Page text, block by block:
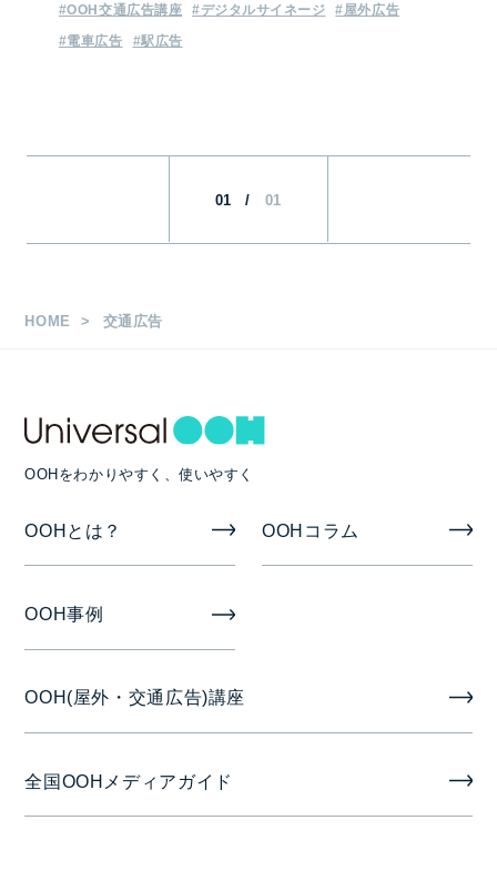
#OOH交通広告講座 #デジタルサイネージ
#屋外広告
#電車広告
#駅広告
01 / 01
HOME 交通広告
OOHをわかりやすく、使いやすく
OOHとは？ OOHコラム
OOH事例
OOH(屋外・交通広告)講座
全国OOHメディアガイド